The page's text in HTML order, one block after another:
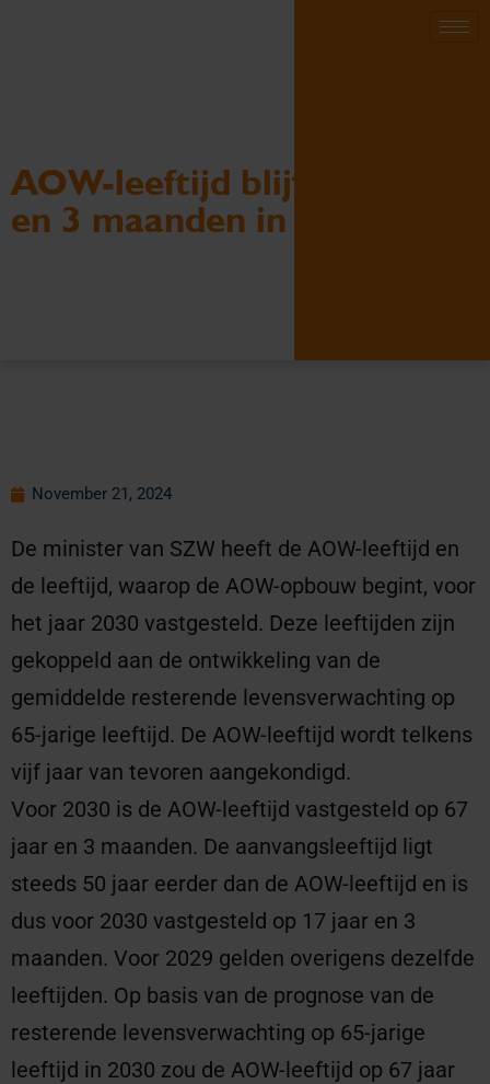
AOW-leeftijd blijft 67 jaar
en 3 maanden in 2030
November 21, 2024
De minister van SZW heeft de AOW-leeftijd en
de leeftijd, waarop de AOW-opbouw begint, voor
het jaar 2030 vastgesteld. Deze leeftijden zijn
gekoppeld aan de ontwikkeling van de
gemiddelde resterende levensverwachting op
65-jarige leeftijd. De AOW-leeftijd wordt telkens
vijf jaar van tevoren aangekondigd.
Voor 2030 is de AOW-leeftijd vastgesteld op 67
jaar en 3 maanden. De aanvangsleeftijd ligt
steeds 50 jaar eerder dan de AOW-leeftijd en is
dus voor 2030 vastgesteld op 17 jaar en 3
maanden. Voor 2029 gelden overigens dezelfde
leeftijden. Op basis van de prognose van de
resterende levensverwachting op 65-jarige
leeftijd in 2030 zou de AOW-leeftijd op 67 jaar